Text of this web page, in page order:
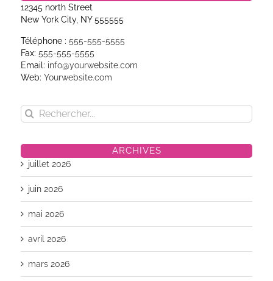
12345 north Street
New York City, NY 555555
Téléphone : 555-555-5555
Fax: 555-555-5555
Email: info@yourwebsite.com
Web: Yourwebsite.com
Rechercher:
ARCHIVES
juillet 2026
juin 2026
mai 2026
avril 2026
mars 2026